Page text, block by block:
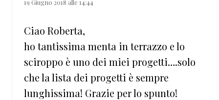
19 Giugno 2018 alle 14:44
Ciao Roberta,
ho tantissima menta in terrazzo e lo
sciroppo è uno dei miei progetti….solo
che la lista dei progetti è sempre
lunghissima! Grazie per lo spunto!